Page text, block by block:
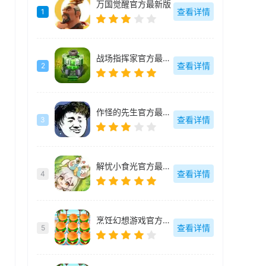
1
万国觉醒官方最新版
查看详情
2
战场指挥家官方最新版
查看详情
3
作怪的先生官方最新版
查看详情
4
解忧小食光官方最新版
查看详情
5
烹饪幻想游戏官方最新版
查看详情